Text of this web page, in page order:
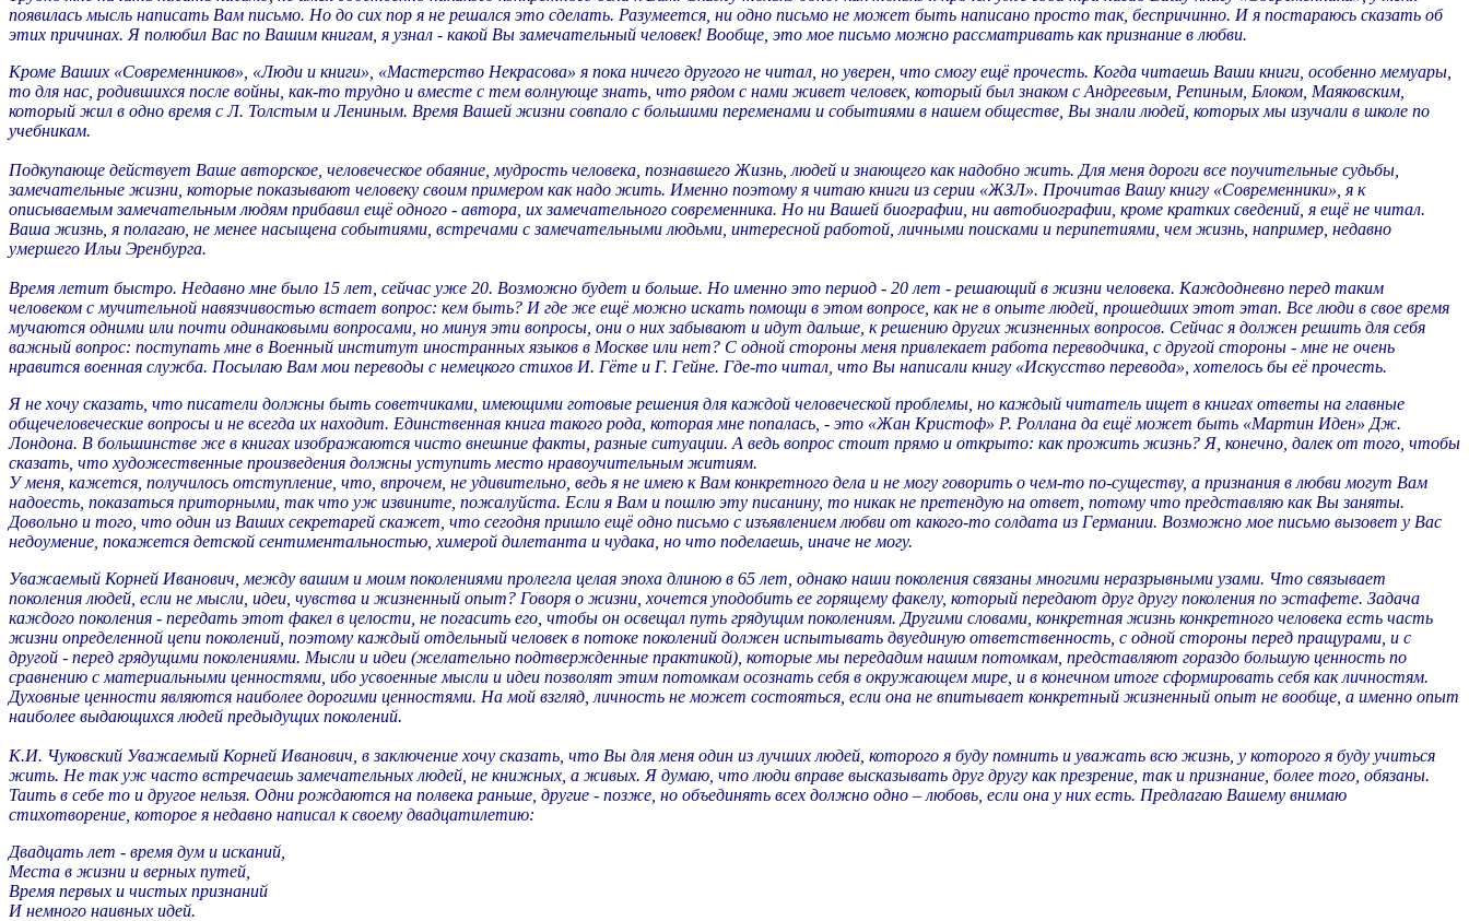
появилась мысль написать Вам письмо. Но до сих пор я не решался это сделать. Разумеется, ни одно письмо не может быть написано просто так, беспричинно. И я постараюсь сказать об
этих причинах. Я полюбил Вас по Вашим книгам, я узнал - какой Вы замечательный человек! Вообще, это мое письмо можно рассматривать как признание в любви.
Кроме Ваших «Современников», «Люди и книги», «Мастерство Некрасова» я пока ничего другого не читал, но уверен, что смогу ещё прочесть. Когда читаешь Ваши книги, особенно мемуары,
то для нас, родившихся после войны, как-то трудно и вместе с тем волнующе знать, что рядом с нами живет человек, который был знаком с Андреевым, Репиным, Блоком, Маяковским,
который жил в одно время с Л. Толстым и Лениным. Время Вашей жизни совпало с большими переменами и событиями в нашем обществе, Вы знали людей, которых мы изучали в школе по
учебникам.
Подкупающе действует Ваше авторское, человеческое обаяние, мудрость человека, познавшего Жизнь, людей и знающего как надобно жить. Для меня дороги все поучительные судьбы,
замечательные жизни, которые показывают человеку своим примером как надо жить. Именно поэтому я читаю книги из серии «ЖЗЛ». Прочитав Вашу книгу «Современники», я к
описываемым замечательным людям прибавил ещё одного - автора, их замечательного современника. Но ни Вашей биографии, ни автобиографии, кроме кратких сведений, я ещё не читал.
Ваша жизнь, я полагаю, не менее насыщена событиями, встречами с замечательными людьми, интересной работой, личными поисками и перипетиями, чем жизнь, например, недавно
умершего Ильи Эренбурга.
Время летит быстро. Недавно мне было 15 лет, сейчас уже 20. Возможно будет и больше. Но именно это период - 20 лет - решающий в жизни человека. Каждодневно перед таким
человеком с мучительной навязчивостью встает вопрос: кем быть? И где же ещё можно искать помощи в этом вопросе, как не в опыте людей, прошедших этот этап. Все люди в свое время
мучаются одними или почти одинаковыми вопросами, но минуя эти вопросы, они о них забывают и идут дальше, к решению других жизненных вопросов. Сейчас я должен решить для себя
важный вопрос: поступать мне в Военный институт иностранных языков в Москве или нет? С одной стороны меня привлекает работа переводчика, с другой стороны - мне не очень
нравится военная служба. Посылаю Вам мои переводы с немецкого стихов И. Гёте и Г. Гейне. Где-то читал, что Вы написали книгу «Искусство перевода», хотелось бы её прочесть.
Я не хочу сказать, что писатели должны быть советчиками, имеющими готовые решения для каждой человеческой проблемы, но каждый читатель ищет в книгах ответы на главные
общечеловеческие вопросы и не всегда их находит. Единственная книга такого рода, которая мне попалась, - это «Жан Кристоф» Р. Роллана да ещё может быть «Мартин Иден» Дж.
Лондона. В большинстве же в книгах изображаются чисто внешние факты, разные ситуации. А ведь вопрос стоит прямо и открыто: как прожить жизнь? Я, конечно, далек от того, чтобы
сказать, что художественные произведения должны уступить место нравоучительным житиям.
У меня, кажется, получилось отступление, что, впрочем, не удивительно, ведь я не имею к Вам конкретного дела и не могу говорить о чем-то по-существу, а признания в любви могут Вам
надоесть, показаться приторными, так что уж извините, пожалуйста. Если я Вам и пошлю эту писанину, то никак не претендую на ответ, потому что представляю как Вы заняты.
Довольно и того, что один из Ваших секретарей скажет, что сегодня пришло ещё одно письмо с изъявлением любви от какого-то солдата из Германии. Возможно мое письмо вызовет у Вас
недоумение, покажется детской сентиментальностью, химерой дилетанта и чудака, но что поделаешь, иначе не могу.
Уважаемый Корней Иванович, между вашим и моим поколениями пролегла целая эпоха длиною в 65 лет, однако наши поколения связаны многими неразрывными узами. Что связывает
поколения людей, если не мысли, идеи, чувства и жизненный опыт? Говоря о жизни, хочется уподобить ее горящему факелу, который передают друг другу поколения по эстафете. Задача
каждого поколения - передать этот факел в целости, не погасить его, чтобы он освещал путь грядущим поколениям. Другими словами, конкретная жизнь конкретного человека есть часть
жизни определенной цепи поколений, поэтому каждый отдельный человек в потоке поколений должен испытывать двуединую ответственность, с одной стороны перед пращурами, и с
другой - перед грядущими поколениями. Мысли и идеи (желательно подтвержденные практикой), которые мы передадим нашим потомкам, представляют гораздо большую ценность по
сравнению с материальными ценностями, ибо усвоенные мысли и идеи позволят этим потомкам осознать себя в окружающем мире, и в конечном итоге сформировать себя как личностям.
Духовные ценности являются наиболее дорогими ценностями. На мой взгляд, личность не может состояться, если она не впитывает конкретный жизненный опыт не вообще, а именно опыт
наиболее выдающихся людей предыдущих поколений.
К.И. Чуковский Уважаемый Корней Иванович, в заключение хочу сказать, что Вы для меня один из лучших людей, которого я буду помнить и уважать всю жизнь, у которого я буду учиться
жить. Не так уж часто встречаешь замечательных людей, не книжных, а живых. Я думаю, что люди вправе высказывать друг другу как презрение, так и признание, более того, обязаны.
Таить в себе то и другое нельзя. Одни рождаются на полвека раньше, другие - позже, но объединять всех должно одно – любовь, если она у них есть. Предлагаю Вашему внимаю
стихотворение, которое я недавно написал к своему двадцатилетию:
Двадцать лет - время дум и исканий,
Места в жизни и верных путей,
Время первых и чистых признаний
И немного наивных идей.